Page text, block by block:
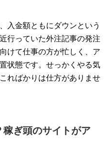
入金額ともにダウンという
行っていた外注記事の発注
けて仕事の方が忙しく、ア
状態です。せっかくやる気
ればかりは仕方がありませ
ぎ頭のサイトがア